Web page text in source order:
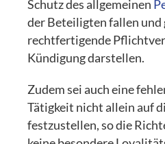
Schutz des allgemeinen
der Beteiligten fallen und
rechtfertigende
Kündigung darstellen.
Zudem sei auch eine
Tätigkeit nicht allein auf
festzustellen, so die